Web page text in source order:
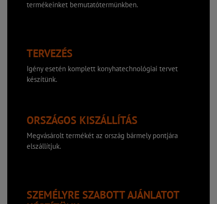
termékeinket bemutatótermünkben.
TERVEZÉS
Igény esetén komplett konyhatechnológiai tervet
készítünk.
ORSZÁGOS KISZÁLLÍTÁS
Megvásárolt termékét az ország bármely pontjára
elszállítjuk.
SZEMÉLYRE SZABOTT AJÁNLATOT